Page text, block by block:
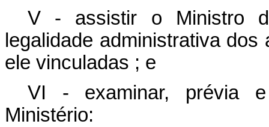
V - assistir o Ministro
legalidade administrativa
ele vinculadas ; e
VI - examinar, prévia
Ministério: